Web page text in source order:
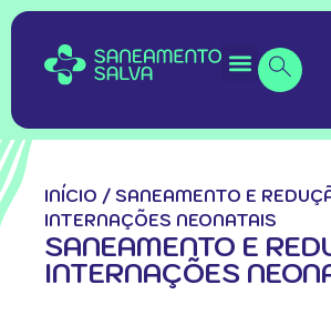
INÍCIO / SANEAMENTO E
INTERNAÇÕES NEONATAIS
SANEAMENTO E
INTERNAÇÕES